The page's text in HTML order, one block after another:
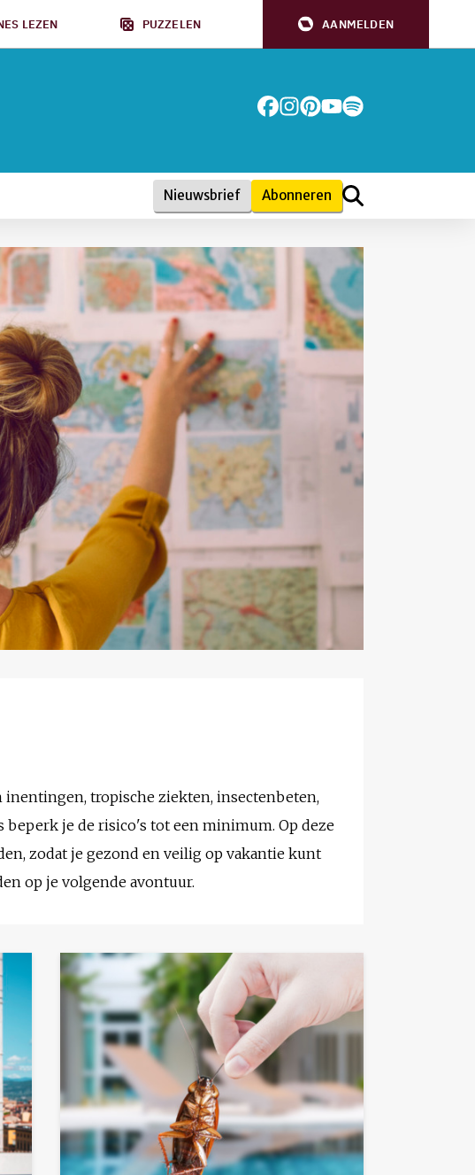
LEZEN PUZZELEN AANMELDEN
Nieuwsbrief Abonneren
inentingen, tropische ziekten, insectenbeten,
je de risico's tot een minimum. Op deze
zodat je gezond en veilig op vakantie kunt
op je volgende avontuur.